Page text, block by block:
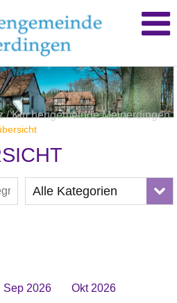
Kirchengemeinde Meinerdingen
Alle Kategorien
Sep 2026 Okt 2026